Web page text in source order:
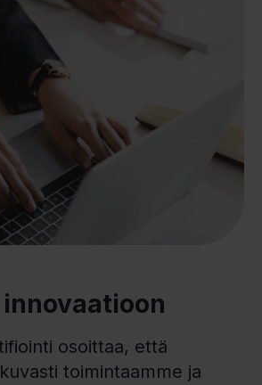
osoittaa, että
toimintaamme ja